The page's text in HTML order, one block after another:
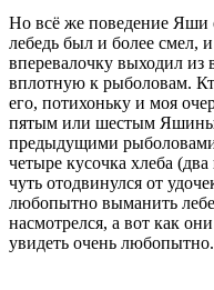
Но всё же поведение Яши
лебедь был и более смел,
вперевалочку выходил
вплотную к рыболовам.
его, потихоньку и моя
пятым или шестым
предыдущими
четыре кусочка хлеба (два
чуть отодвинулся от
любопытно выманить
насмотрелся, а вот как
увидеть очень любопытно.